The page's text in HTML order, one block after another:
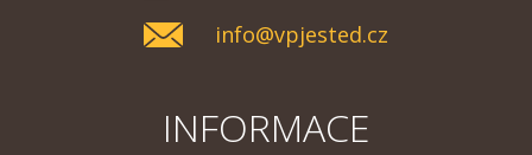
info@vpjested.cz
INFORMACE